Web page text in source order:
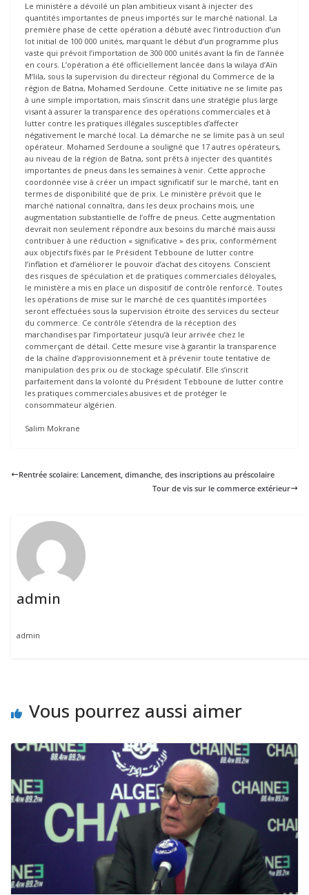
Le ministère a dévoilé un plan ambitieux visant à injecter des
quantités importantes de pneus importés sur le marché national. La
première phase de cette opération a débuté avec l’introduction d’un
lot initial de 100 000 unités, marquant le début d’un programme plus
vaste qui prévoit l’importation de 300 000 unités avant la fin de l’année
en cours. L’opération a été officiellement lancée dans la wilaya d’Aïn
M’lila, sous la supervision du directeur régional du Commerce de la
région de Batna, Mohamed Serdoune. Cette initiative ne se limite pas
à une simple importation, mais s’inscrit dans une stratégie plus large
visant à assurer la transparence des opérations commerciales et à
lutter contre les pratiques illégales susceptibles d’affecter
négativement le marché local. La démarche ne se limite pas à un seul
opérateur. Mohamed Serdoune a souligné que 17 autres opérateurs,
au niveau de la région de Batna, sont prêts à injecter des quantités
importantes de pneus dans les semaines à venir. Cette approche
coordonnée vise à créer un impact significatif sur le marché, tant en
termes de disponibilité que de prix. Le ministère prévoit que le
marché national connaîtra, dans les deux prochains mois, une
augmentation substantielle de l’offre de pneus. Cette augmentation
devrait non seulement répondre aux besoins du marché mais aussi
contribuer à une réduction « significative » des prix, conformément
aux objectifs fixés par le Président Tebboune de lutter contre
l’inflation et d’améliorer le pouvoir d’achat des citoyens. Conscient
des risques de spéculation et de pratiques commerciales déloyales,
le ministère a mis en place un dispositif de contrôle renforcé. Toutes
les opérations de mise sur le marché de ces quantités importées
seront effectuées sous la supervision étroite des services du secteur
du commerce. Ce contrôle s’étendra de la réception des
marchandises par l’importateur jusqu’à leur arrivée chez le
commerçant de détail. Cette mesure vise à garantir la transparence
de la chaîne d’approvisionnement et à prévenir toute tentative de
manipulation des prix ou de stockage spéculatif. Elle s’inscrit
parfaitement dans la volonté du Président Tebboune de lutter contre
les pratiques commerciales abusives et de protéger le
consommateur algérien.
Salim Mokrane
Rentrée scolaire: Lancement, dimanche, des inscriptions au préscolaire
Tour de vis sur le commerce extérieur
admin
admin
Vous pourrez aussi aimer